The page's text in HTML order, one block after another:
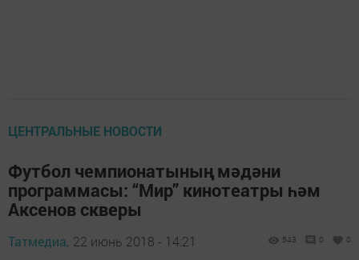
ЦЕНТРАЛЬНЫЕ НОВОСТИ
Футбол чемпионатының мәдәни
программасы: “Мир” кинотеатры һәм
Аксенов скверы
Татмедиа, 22 июнь 2018 - 14:21 543 0 0